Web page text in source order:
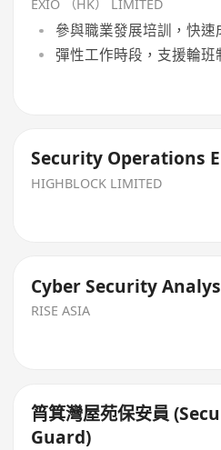
EXIO （HK） LIMITED
參與職業發展培訓，快速
彈性工作時段，支援輪班
Security Operations
HIGHBLOCK LIMITED
Cyber Security
RISE ASIA
筲箕灣屋苑保安員
Guard)